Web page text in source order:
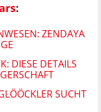
:
ZENDAYA
DIESE DETAILS
SUCHT